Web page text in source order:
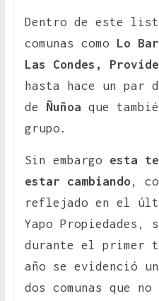
Dentro de este
comunas como Lo
Las Condes,
hasta hace un par
de Ñuñoa que
grupo.
Sin embargo esta
estar cambiando ,
reflejado en el
Yapo Propiedades,
durante el primer
año se evidenció
dos comunas que no